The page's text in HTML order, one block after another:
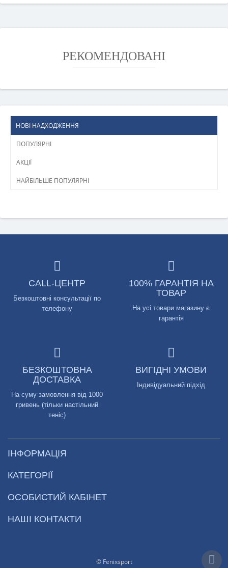
РЕКОМЕНДОВАНІ
НОВІ НАДХОДЖЕННЯ
ПОПУЛЯРНІ
АКЦІЇ
НАЙБІЛЬШЕ ПОПУЛЯРНІ
CALL-ЦЕНТР
Безкоштовні консультації по
телефону
100% ГАРАНТІЯ НА
ТОВАР
На усі товари магазину є
гарантія
БЕЗКОШТОВНА
ДОСТАВКА
На суму замовлення від 1000
гривень (тільки настільний
теніс)
ВИГІДНІ УМОВИ
Індивідуальний підхід
ІНФОРМАЦІЯ
КАТЕГОРІЇ
ОСОБИСТИЙ КАБІНЕТ
НАШІ КОНТАКТИ
© Fenixsport